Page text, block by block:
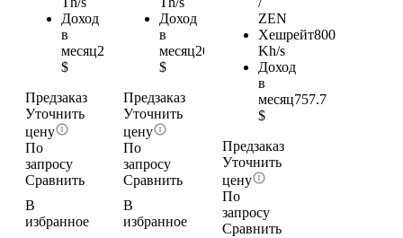
Доход
в
месяц258.3
$
Предзаказ
Уточнить
цену
По
запросу
Сравнить
В
избранное
Доход
в
месяц263.55
$
Предзаказ
Уточнить
цену
По
запросу
Сравнить
В
избранное
ZEN
Хешрейт800
Kh/s
Доход
в
месяц757.7
$
Предзаказ
Уточнить
цену
По
запросу
Сравнить